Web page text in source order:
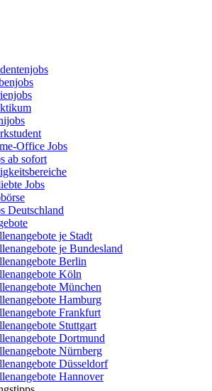
Office Jobs
ab sofort
Jobs
Deutschland
je Stadt
je Bundesland
Berlin
Köln
München
Hamburg
Frankfurt
Stuttgart
Dortmund
Nürnberg
Düsseldorf
Hannover